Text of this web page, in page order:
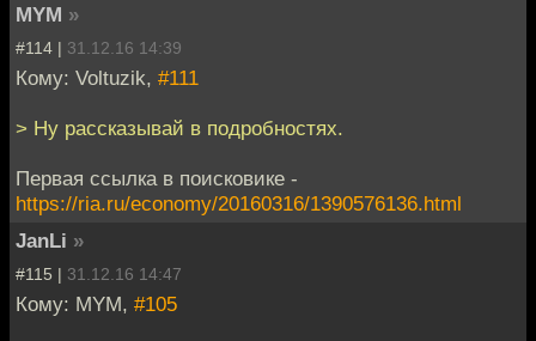
MYM »
#114 | 31.12.16 14:39
Кому: Voltuzik, #111
> Ну рассказывай в подробностях.
Первая ссылка в поисковике -
https://ria.ru/economy/20160316/1390576136.html
JanLi »
#115 | 31.12.16 14:47
Кому: MYM, #105